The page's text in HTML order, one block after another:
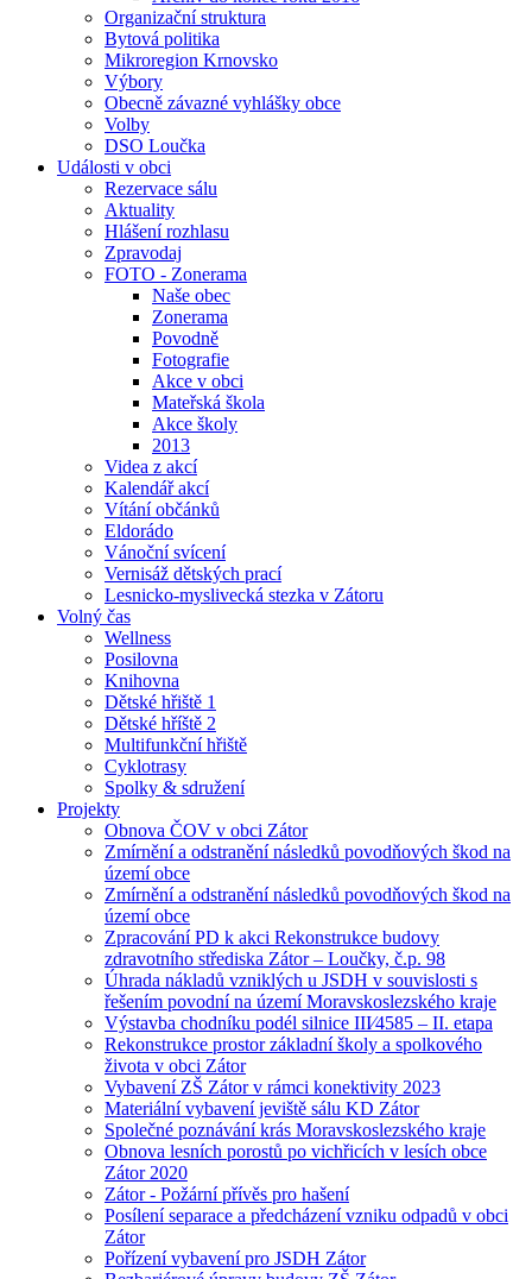
Organizační struktura
Bytová politika
Mikroregion Krnovsko
Výbory
Obecně závazné vyhlášky obce
Volby
DSO Loučka
Události v obci
Rezervace sálu
Aktuality
Hlášení rozhlasu
Zpravodaj
FOTO - Zonerama
Naše obec
Zonerama
Povodně
Fotografie
Akce v obci
Mateřská škola
Akce školy
2013
Videa z akcí
Kalendář akcí
Vítání občánků
Eldorádo
Vánoční svícení
Vernisáž dětských prací
Lesnicko-myslivecká stezka v Zátoru
Volný čas
Wellness
Posilovna
Knihovna
Dětské hřiště 1
Dětské hříště 2
Multifunkční hřiště
Cyklotrasy
Spolky & sdružení
Projekty
Obnova ČOV v obci Zátor
Zmírnění a odstranění následků povodňových škod na
území obce
Zmírnění a odstranění následků povodňových škod na
území obce
Zpracování PD k akci Rekonstrukce budovy
zdravotního střediska Zátor – Loučky, č.p. 98
Úhrada nákladů vzniklých u JSDH v souvislosti s
řešením povodní na území Moravskoslezského kraje
Výstavba chodníku podél silnice III⁄4585 – II. etapa
Rekonstrukce prostor základní školy a spolkového
života v obci Zátor
Vybavení ZŠ Zátor v rámci konektivity 2023
Materiální vybavení jeviště sálu KD Zátor
Společné poznávání krás Moravskoslezského kraje
Obnova lesních porostů po vichřicích v lesích obce
Zátor 2020
Zátor - Požární přívěs pro hašení
Posílení separace a předcházení vzniku odpadů v obci
Zátor
Pořízení vybavení pro JSDH Zátor